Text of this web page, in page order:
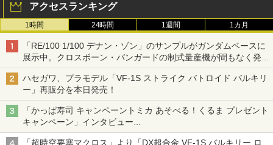
アクセスランキング
1時間 24時間 1週間 1カ月
「RE/100 1/100 デナン・ゾン」のサンプルがガンダムベースに
展示中。クロスボーン・バンガードの制式量産機が間もなく発送
【ガンダムベース撮り下ろし】
ハセガワ、プラモデル「VF-1S ストライク バトロイド バルキリ
ー」再販分を本日発売！
「かっぱ寿司 キャンペーントミカ あそべる！くるま プレゼント
キャンペーン」インタビュー
子どもが楽しめるかっぱ寿司ならではの体験とコラボの楽しさを
「超時空要塞マクロス」より「DX超合金 VF-1S バルキリー ロ